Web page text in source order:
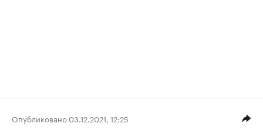
Опубликовано 03.12.2021, 12:25